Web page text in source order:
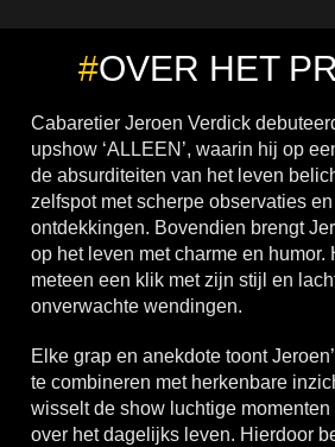
#OVER HET
Cabaretier Jeroen Verdick
upshow ‘ALLEEN’, waarin hij op
de absurditeiten van het leven
zelfspot met scherpe observaties
ontdekkingen. Bovendien brengt
op het leven met charme en humor.
meteen een klik met zijn stijl en
onverwachte wendingen.
Elke grap en anekdote toont
te combineren met herkenbare
wisselt de show luchtige momenten
over het dagelijks leven. Hierdoor